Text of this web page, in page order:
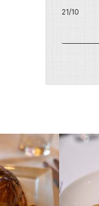
21/10